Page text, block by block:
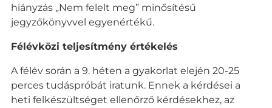
hiányzás „Nem felelt meg” minősítésű
jegyzőkönyvvel egyenértékű.
Félévközi teljesítmény értékelés
A félév során a 9. héten a gyakorlat elején 20-25
perces tudáspróbát iratunk. Ennek a kérdései a
heti felkészültséget ellenőrző kérdésekhez, az